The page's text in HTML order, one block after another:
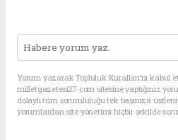
Yorum yazarak Topluluk Kuralları’nı kabul
milletgazetesi27.com sitesine yaptığınız
dolaylı tüm sorumluluğu tek başınıza
yorumlardan site yönetimi hiçbir şekilde